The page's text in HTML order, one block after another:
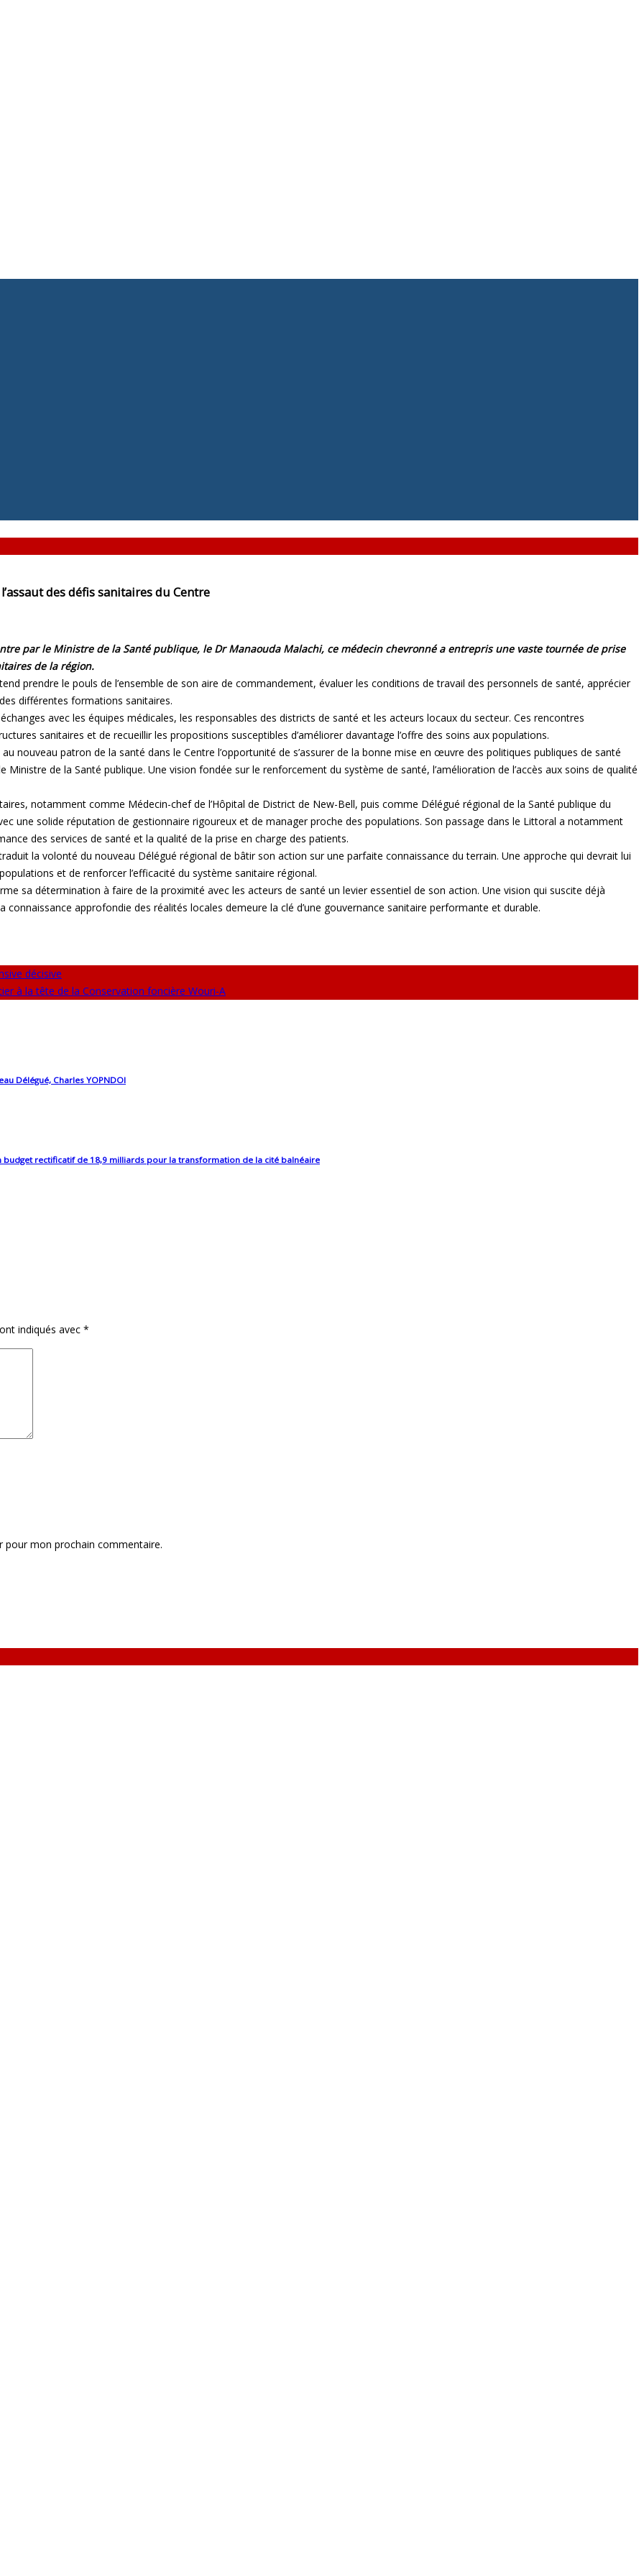
des défis sanitaires du Centre
par le Ministre de la Santé publique, le Dr Manaouda Malachi, ce médecin chevronné a entrepris une vaste tournée de prise
de la région.
prendre le pouls de l’ensemble de son aire de commandement, évaluer les conditions de travail des personnels de santé, apprécier
différentes formations sanitaires.
avec les équipes médicales, les responsables des districts de santé et les acteurs locaux du secteur. Ces rencontres
sanitaires et de recueillir les propositions susceptibles d’améliorer davantage l’offre des soins aux populations.
nouveau patron de la santé dans le Centre l’opportunité de s’assurer de la bonne mise en œuvre des politiques publiques de santé
de la Santé publique. Une vision fondée sur le renforcement du système de santé, l’amélioration de l’accès aux soins de qualité
notamment comme Médecin-chef de l’Hôpital de District de New-Bell, puis comme Délégué régional de la Santé publique du
une solide réputation de gestionnaire rigoureux et de manager proche des populations. Son passage dans le Littoral a notamment
des services de santé et la qualité de la prise en charge des patients.
la volonté du nouveau Délégué régional de bâtir son action sur une parfaite connaissance du terrain. Une approche qui devrait lui
et de renforcer l’efficacité du système sanitaire régional.
sa détermination à faire de la proximité avec les acteurs de santé un levier essentiel de son action. Une vision qui suscite déjà
approfondie des réalités locales demeure la clé d’une gouvernance sanitaire performante et durable.
décisive
à la tête de la Conservation foncière Wouri-A
Délégué, Charles YOPNDOI
budget rectificatif de 18,9 milliards pour la transformation de la cité balnéaire
indiqués avec *
pour mon prochain commentaire.